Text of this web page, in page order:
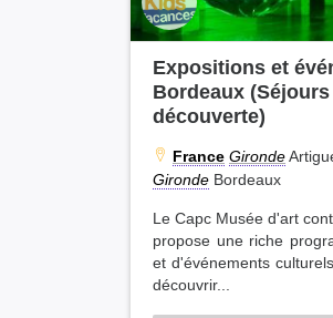
Expositions et
Bordeaux
découverte)
France Gironde
Gironde Bordeaux
Le Capc Musée d'art
propose une riche
et d'événements
découvrir...